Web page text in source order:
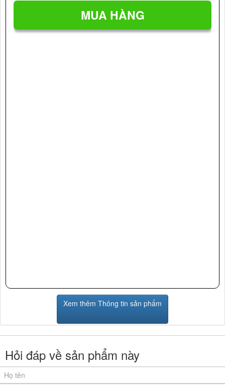
Xem thêm Thông tin sản phẩm
Hỏi đáp về sản phẩm này